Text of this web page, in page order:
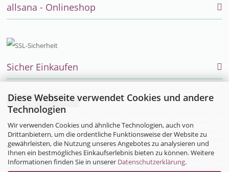
Diese Webseite verwendet Cookies und andere
Technologien
Wir verwenden Cookies und ähnliche Technologien, auch von
Drittanbietern, um die ordentliche Funktionsweise der Website zu
gewährleisten, die Nutzung unseres Angebotes zu analysieren und
Ihnen ein bestmögliches Einkaufserlebnis bieten zu können. Weitere
Informationen finden Sie in unserer Datenschutzerklärung.
allsana - Onlineshop
Sicher Einkaufen
Vertrag widerrufen
Endlich einfach einkaufen auch für Allergiker, Neurodermitiker, Umweltkranke und
sensible Menschen. Alles was Allergiker im täglichen Leben bei Allergie, Neurodermitis
und MCS brauchen, bietet die Firma allsana- Produkte für Allergiker im Online-Shop zu
kaufen an: Bettwaren und für Allergiker,
Encasing (Milbenbettwäsche
für Hausstauballergiker), Neurodermitisoverall
Neurodermitiskleidung,
Hautpflegeprodukte ,Kosmetik , Waschmittel
und vieles mehr wurde sorgfältig ausgewählt und zu einem sehr